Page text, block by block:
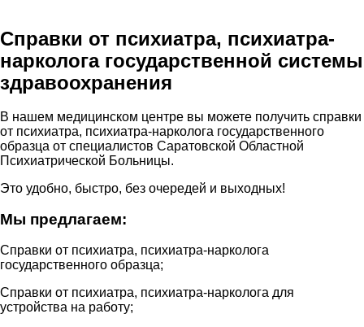
Справки от психиатра, психиатра-
нарколога государственной системы
здравоохранения
В нашем медицинском центре вы можете получить справки
от психиатра, психиатра-нарколога государственного
образца от специалистов Саратовской Областной
Психиатрической Больницы.
Это удобно, быстро, без очередей и выходных!
Мы предлагаем:
Справки от психиатра, психиатра-нарколога
государственного образца;
Справки от психиатра, психиатра-нарколога для
устройства на работу;